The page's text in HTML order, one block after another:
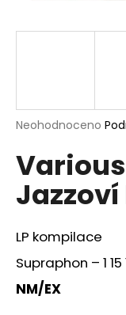
Průměrné
produktu
je
0,0
z
hvězdiček.
Neohodnoceno
LP kompilace
Supraphon ‎– 1 15
NM/EX
j
?
o
p